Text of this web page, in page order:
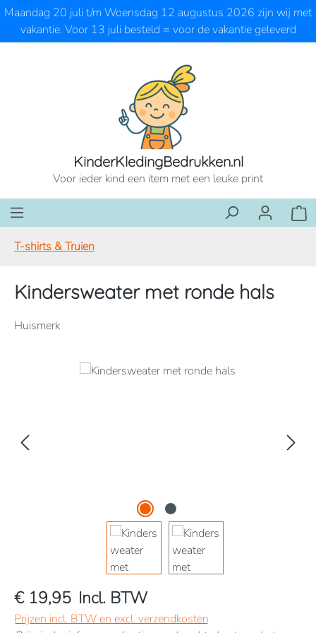
Ga naar de hoofdinhoud
Maandag 20 juli t/m Woensdag 12 augustus 2026 zijn wij met
vakantie. Voor 13 juli besteld = voor de vakantie geleverd
KinderKledingBedrukken.nl
Voor ieder kind een item met een leuke print
T-shirts & Truien
Kindersweater met ronde hals
Huismerk
Afbeeldingengalerij overslaan
€ 19,95 Incl. BTW
Prijzen incl. BTW en excl. verzendkosten